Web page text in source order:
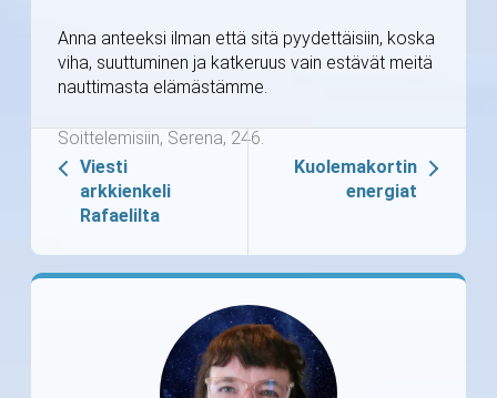
Anna anteeksi ilman että sitä pyydettäisiin, koska
viha, suuttuminen ja katkeruus vain estävät meitä
nauttimasta elämästämme.
Soittelemisiin, Serena, 246.
Viesti
arkkienkeli
Rafaelilta
Kuolemakortin
energiat